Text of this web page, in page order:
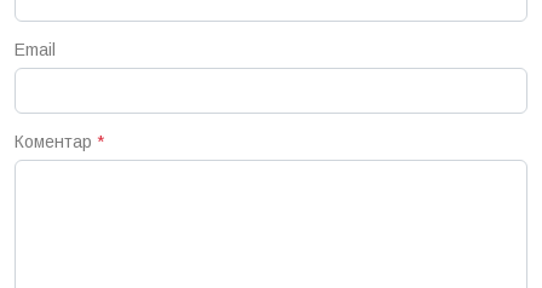
Email
Коментар *